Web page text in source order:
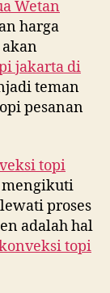
Wetan
harga
jakarta di
teman
pesanan
topi
mengikuti
proses
adalah hal
topi